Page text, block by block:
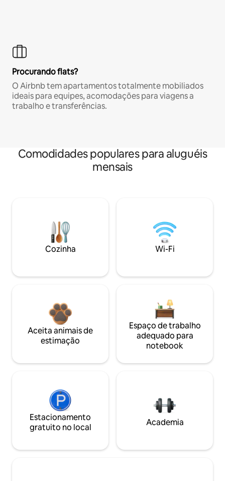
Procurando flats?
O Airbnb tem apartamentos totalmente mobiliados
ideais para equipes, acomodações para viagens a
trabalho e transferências.
Comodidades populares para aluguéis
mensais
Cozinha Wi-Fi
Aceita animais de
estimação
Espaço de trabalho
adequado para
notebook
Estacionamento
gratuito no local
Academia